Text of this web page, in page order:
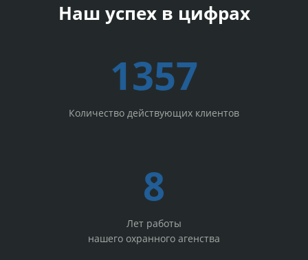
Наш успех в цифрах
1357
Количество действующих клиентов
8
Лет работы
нашего охранного агенства